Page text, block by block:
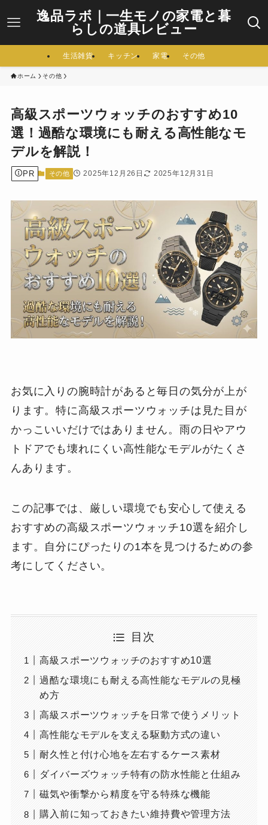
逸品ラボ｜一生モノの家電と暮
らしの道具レビュー
生活雑貨 キッチン 家電 その他
ホーム その他
高級スポーツウォッチのおすすめ10
選！過酷な環境にも耐える高性能なモ
デルを解説！
PR その他 2025年12月26日 2025年12月31日
お気に入りの腕時計があると毎日の気分が上が
ります。特に高級スポーツウォッチは見た目が
かっこいいだけではありません。雨の日やアウ
トドアでも壊れにくい高性能なモデルがたくさ
んあります。
この記事では、厳しい環境でも安心して使える
おすすめの高級スポーツウォッチ10選を紹介し
ます。自分にぴったりの1本を見つけるための参
考にしてください。
目次
高級スポーツウォッチのおすすめ10選
過酷な環境にも耐える高性能なモデルの見極
め方
高級スポーツウォッチを日常で使うメリット
高性能なモデルを支える駆動方式の違い
耐久性と付け心地を左右するケース素材
ダイバーズウォッチ特有の防水性能と仕組み
磁気や衝撃から精度を守る特殊な機能
購入前に知っておきたい維持費や管理方法